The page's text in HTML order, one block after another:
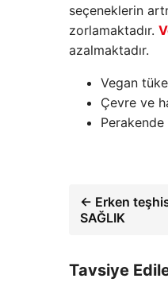
seçeneklerin
zorlamaktadır.
azalmaktadır.
Vegan
Çevre ve
← Erken
SAĞLIK
Tavsiye